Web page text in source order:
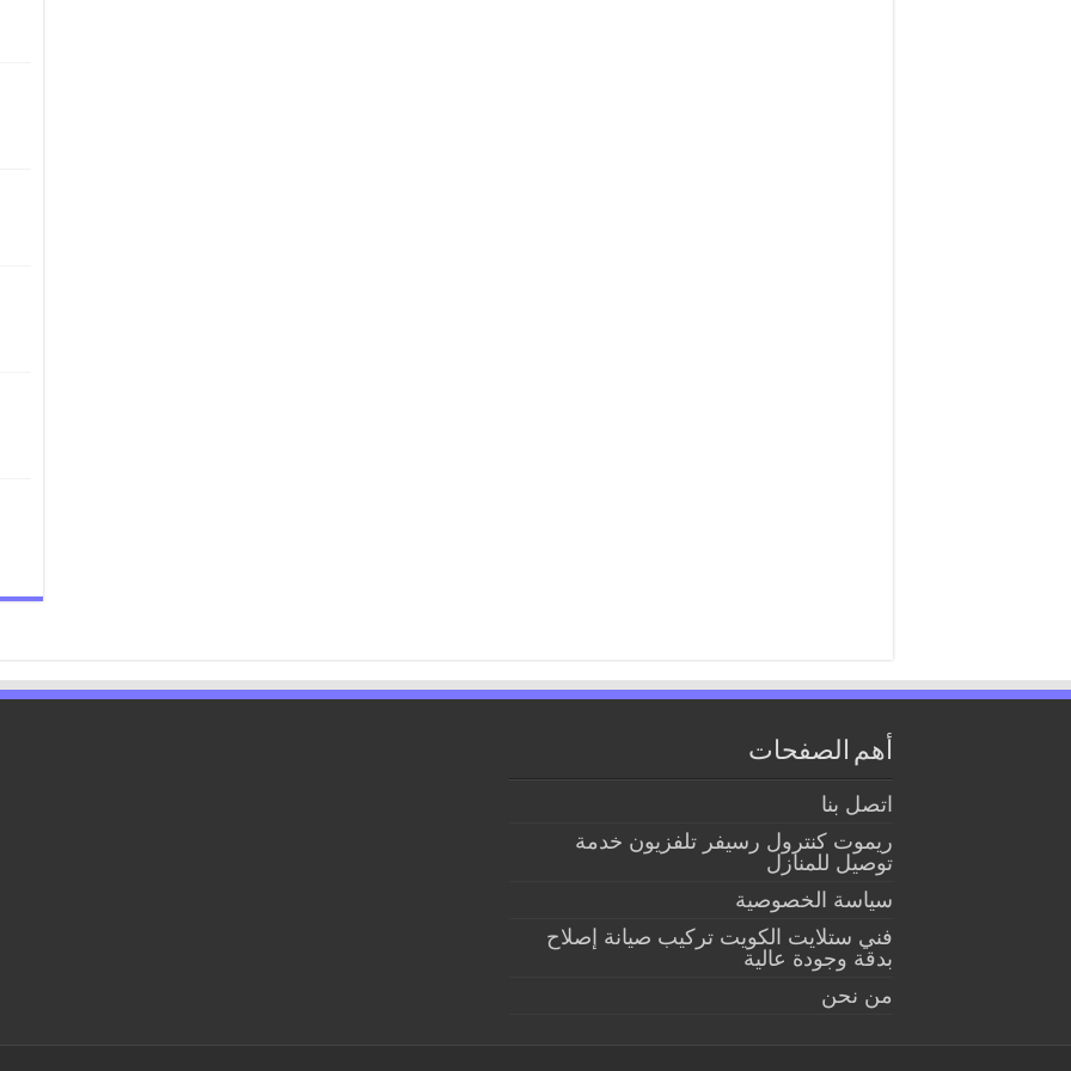
أهم الصفحات
اتصل بنا
ريموت كنترول رسيفر تلفزيون خدمة
توصيل للمنازل
سياسة الخصوصية
فني ستلايت الكويت تركيب صيانة إصلاح
بدقة وجودة عالية
من نحن